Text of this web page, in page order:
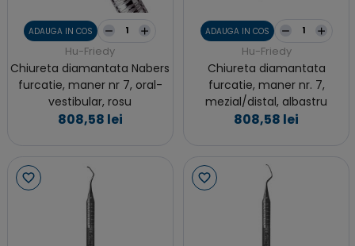
ADAUGA IN COS
Hu-Friedy
Chiureta diamantata Nabers
furcatie, maner nr 7, oral-
vestibular, rosu
808,58 lei
ADAUGA IN COS
Hu-Friedy
Chiureta diamantata
furcatie, maner nr. 7,
mezial/distal, albastru
808,58 lei